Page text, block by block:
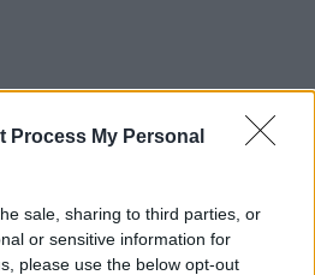
Process My Personal
sale, sharing to third parties, or
or sensitive information for
please use the below opt-out